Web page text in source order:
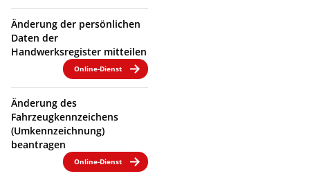
Änderung der persönlichen
Daten der
Handwerksregister mitteilen
Online-Dienst
Änderung des
Fahrzeugkennzeichens
(Umkennzeichnung)
beantragen
Online-Dienst